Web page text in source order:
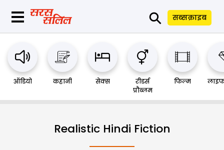
⚲ सब्सक्राइब
ऑडियो कहानी सेक्स
रीडर्स
प्रौब्लम
फिल्म
Realistic Hindi Fiction